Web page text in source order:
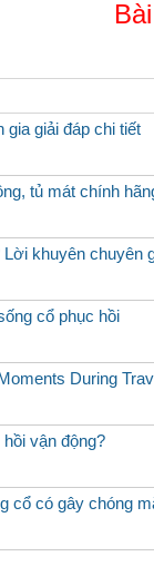
gia giải đáp chi tiết
tủ mát chính
Lời khuyên chuyên
cổ phục hồi
During
vận động?
cổ có gây chóng